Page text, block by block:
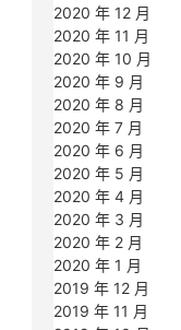
2020 年 12 月
2020 年 11 月
2020 年 10 月
2020 年 9 月
2020 年 8 月
2020 年 7 月
2020 年 6 月
2020 年 5 月
2020 年 4 月
2020 年 3 月
2020 年 2 月
2020 年 1 月
2019 年 12 月
2019 年 11 月